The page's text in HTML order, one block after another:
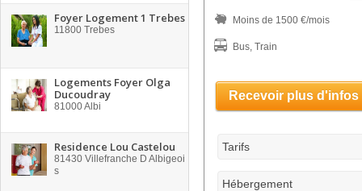
Foyer Logement 1 Trebes
11800 Trebes
Logements Foyer Olga
Ducoudray
81000Albi
Residence Lou Castelou
81430 Villefranche D Albigeoi
s
Moins de 1500 €/mois
Bus, Train
Recevoir plus d'infos
Tarifs
Hébergement